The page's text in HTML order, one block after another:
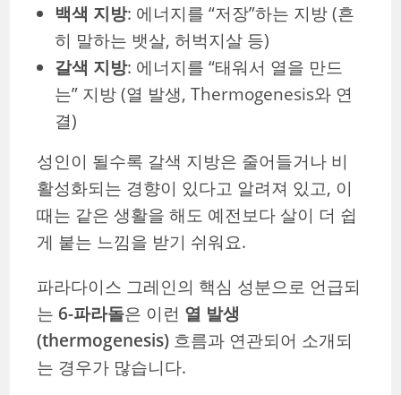
백색 지방: 에너지를 “저장”하는 지방 (흔
히 말하는 뱃살, 허벅지살 등)
갈색 지방: 에너지를 “태워서 열을 만드
는” 지방 (열 발생, Thermogenesis와 연
결)
성인이 될수록 갈색 지방은 줄어들거나 비
활성화되는 경향이 있다고 알려져 있고, 이
때는 같은 생활을 해도 예전보다 살이 더 쉽
게 붙는 느낌을 받기 쉬워요.
파라다이스 그레인의 핵심 성분으로 언급되
는 6-파라돌은 이런 열 발생
(thermogenesis) 흐름과 연관되어 소개되
는 경우가 많습니다.